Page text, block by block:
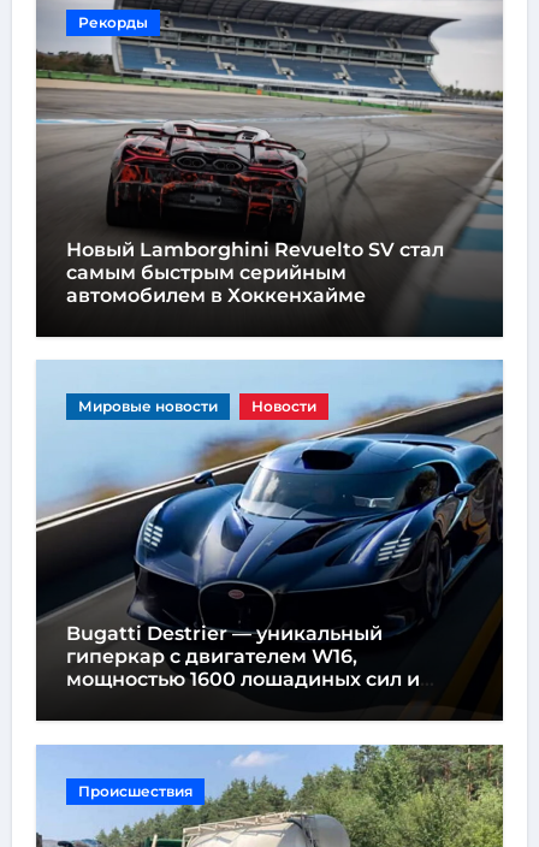
Рекорды
Новый Lamborghini Revuelto SV стал
самым быстрым серийным
автомобилем в Хоккенхайме
Мировые новости Новости
Bugatti Destrier — уникальный
гиперкар с двигателем W16,
мощностью 1600 лошадиных сил и
высотой всего один метр
Происшествия